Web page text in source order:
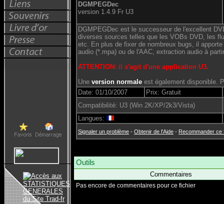
DGMPEGDec
version 1.4.9 Fr U3
DGMPEGDec est le successeur de l'excellent
diverses sources telles que les VOBs DVD, les
etc. En plus de fixer de nombreux bugs, il
audio (*.mpa) ou de l'AAC, extraction audio à
ATTENTION: il s'agit d'une application U3.
Une version normale est également disponible.
Date: 01/10/2007
Prix: Gratuit
Compatibilité: U3 (Win 2K/XP/2k3/Vista)
Langues:
Signaler un problème • Obtenir de l'Aide • Recommander ce
Outils
Commentaires
Pas encore de commentaires pour ce fichier